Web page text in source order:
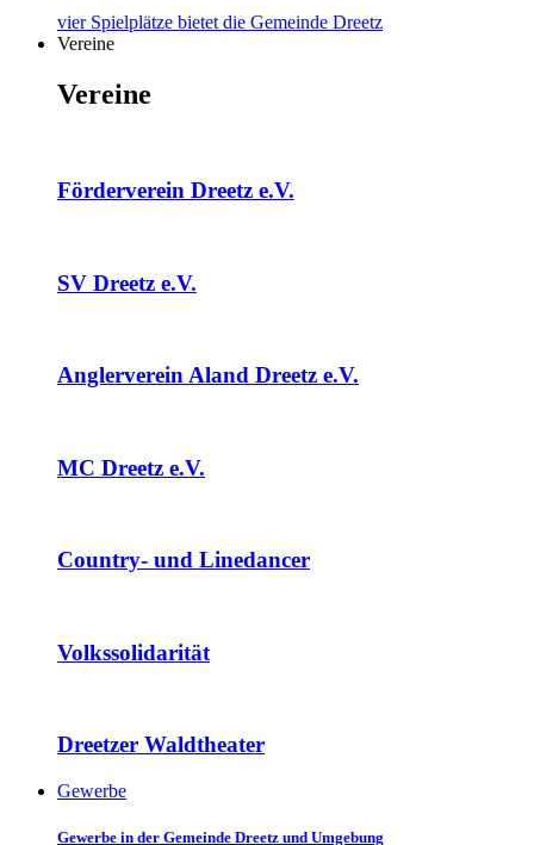
vier Spielplätze bietet die Gemeinde Dreetz
Vereine
Vereine
Förderverein Dreetz e.V.
SV Dreetz e.V.
Anglerverein Aland Dreetz e.V.
MC Dreetz e.V.
Country- und Linedancer
Volkssolidarität
Dreetzer Waldtheater
Gewerbe
Gewerbe in der Gemeinde Dreetz und Umgebung